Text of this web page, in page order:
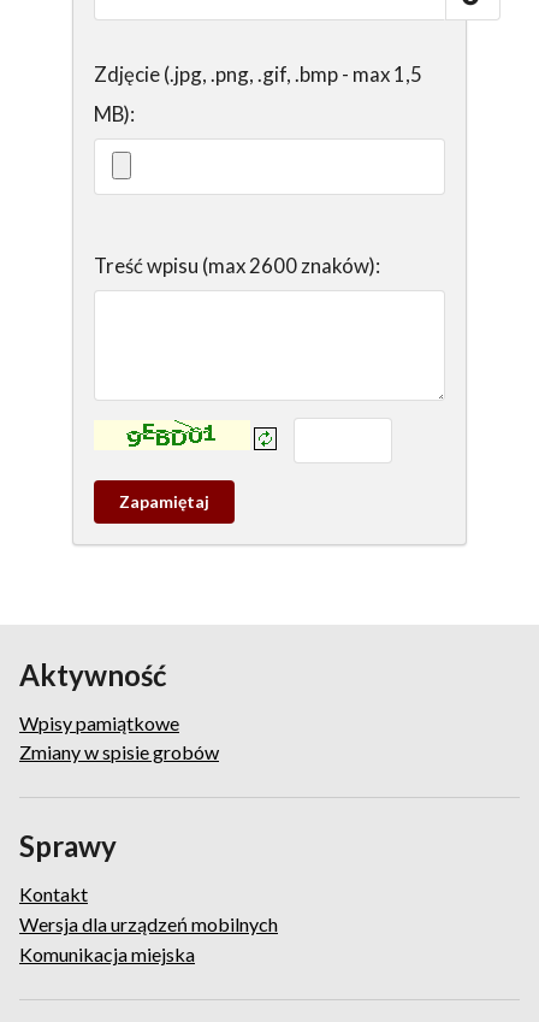
Zdjęcie (.jpg, .png, .gif, .bmp - max 1,5
MB):
Treść wpisu (max 2600 znaków):
Kontrola - wprowadź tekst z obrazka:
Zapamietaj
wpis
Aktywność
Wpisy pamiątkowe
Zmiany w spisie grobów
Sprawy
Kontakt
Wersja dla urządzeń mobilnych
Komunikacja miejska